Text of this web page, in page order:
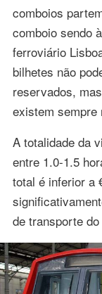
comboios
comboio sendo
ferroviário
bilhetes não
reservados,
existem sempre
A totalidade da
entre 1.0-1.5
total é inferior a
de transporte